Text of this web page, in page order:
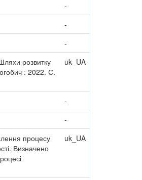
-
-
-
розвитку
: 2022. С.
uk_UA
-
-
процесу
Визначено
uk_UA